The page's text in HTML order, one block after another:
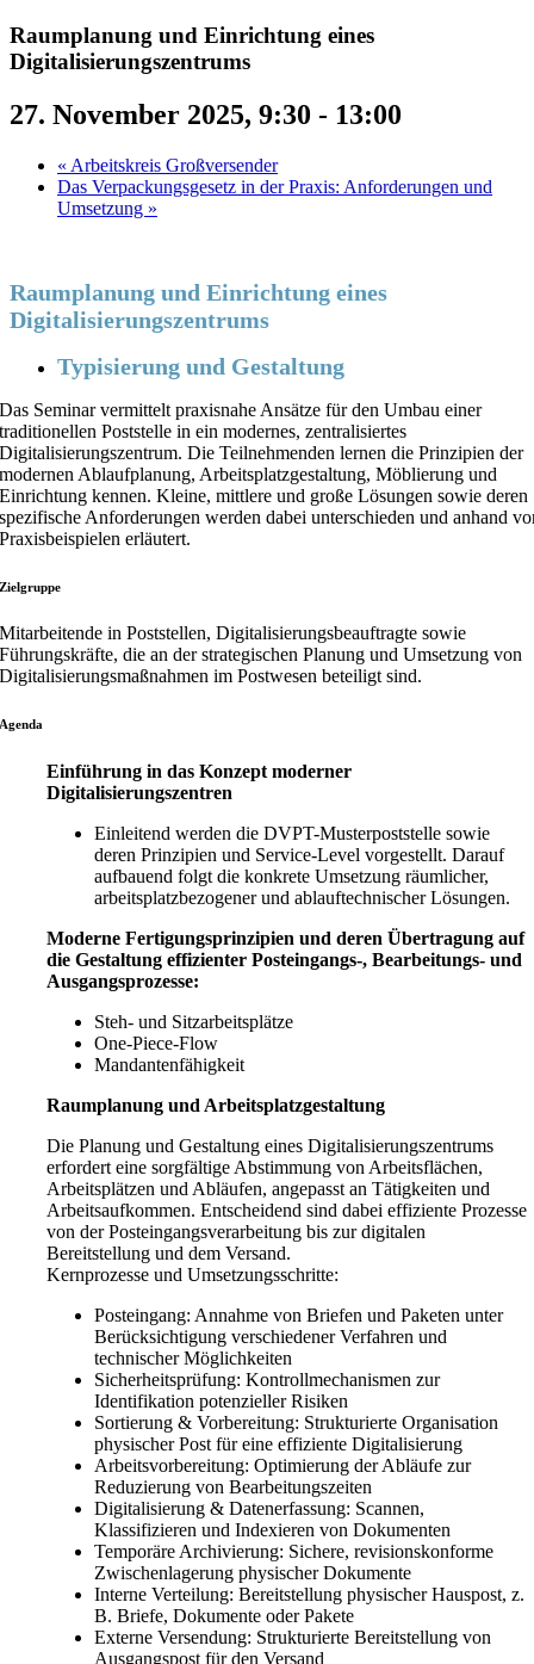
Raumplanung und Einrichtung eines
Digitalisierungszentrums
27. November 2025, 9:30 - 13:00
« Arbeitskreis Großversender
Das Verpackungsgesetz in der Praxis: Anforderungen und
Umsetzung »
Raumplanung und Einrichtung eines
Digitalisierungszentrums
Typisierung und Gestaltung
Seminar vermittelt praxisnahe Ansätze für den Umbau einer
Poststelle in ein modernes, zentralisiertes
Die Teilnehmenden lernen die Prinzipien der
Ablaufplanung, Arbeitsplatzgestaltung, Möblierung und
kennen. Kleine, mittlere und große Lösungen sowie deren
Anforderungen werden dabei unterschieden und anhand
erläutert.
in Poststellen, Digitalisierungsbeauftragte sowie
die an der strategischen Planung und Umsetzung von
im Postwesen beteiligt sind.
Einführung in das Konzept moderner
Digitalisierungszentren
Einleitend werden die DVPT-Musterpoststelle sowie
deren Prinzipien und Service-Level vorgestellt. Darauf
aufbauend folgt die konkrete Umsetzung räumlicher,
arbeitsplatzbezogener und ablauftechnischer Lösungen.
Moderne Fertigungsprinzipien und deren Übertragung auf
die Gestaltung effizienter Posteingangs-, Bearbeitungs- und
Ausgangsprozesse:
Steh- und Sitzarbeitsplätze
One-Piece-Flow
Mandantenfähigkeit
Raumplanung und Arbeitsplatzgestaltung
Die Planung und Gestaltung eines Digitalisierungszentrums
erfordert eine sorgfältige Abstimmung von Arbeitsflächen,
Arbeitsplätzen und Abläufen, angepasst an Tätigkeiten und
Arbeitsaufkommen. Entscheidend sind dabei effiziente Prozesse
von der Posteingangsverarbeitung bis zur digitalen
Bereitstellung und dem Versand.
Kernprozesse und Umsetzungsschritte:
Posteingang: Annahme von Briefen und Paketen unter
Berücksichtigung verschiedener Verfahren und
technischer Möglichkeiten
Sicherheitsprüfung: Kontrollmechanismen zur
Identifikation potenzieller Risiken
Sortierung & Vorbereitung: Strukturierte Organisation
physischer Post für eine effiziente Digitalisierung
Arbeitsvorbereitung: Optimierung der Abläufe zur
Reduzierung von Bearbeitungszeiten
Digitalisierung & Datenerfassung: Scannen,
Klassifizieren und Indexieren von Dokumenten
Temporäre Archivierung: Sichere, revisionskonforme
Zwischenlagerung physischer Dokumente
Interne Verteilung: Bereitstellung physischer Hauspost, z.
B. Briefe, Dokumente oder Pakete
Externe Versendung: Strukturierte Bereitstellung von
Ausgangspost für den Versand